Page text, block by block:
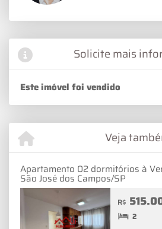
Solicite mais
Este imóvel foi vendido
Veja
Apartamento 02 dormitórios à
São José dos Campos/SP
R$
2